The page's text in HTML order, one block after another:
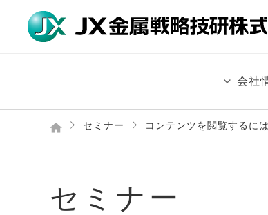
会社
セミナー コンテンツを閲覧するに
セミナー